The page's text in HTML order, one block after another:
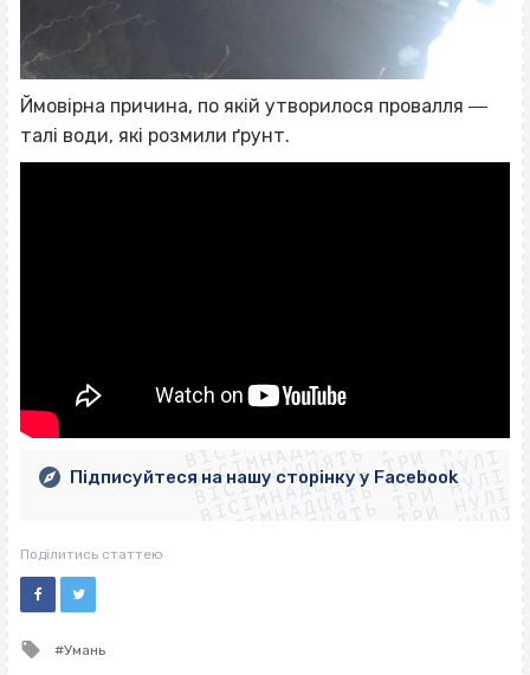
Ймовірна причина, по якій утворилося провалля ―
талі води, які розмили ґрунт.
ВІСІМНАДЦЯТЬ ТРИ НУЛІ
ВІСІМНАДЦЯТЬ ТРИ НУЛІ
ВІСІМНАДЦЯТЬ ТРИ НУЛІ
ВІСІМНАДЦЯТЬ ТРИ НУЛІ
ВІСІМНАДЦЯТЬ ТРИ НУЛІ
ВІСІМНАДЦЯТЬ ТРИ НУЛІ
ВІСІМНАДЦЯТЬ ТРИ НУЛІ
ВІСІМНАДЦЯТЬ ТРИ НУЛІ
Підписуйтеся на нашу сторінку у Facebook
Поділитись статтею
Tagged
Умань